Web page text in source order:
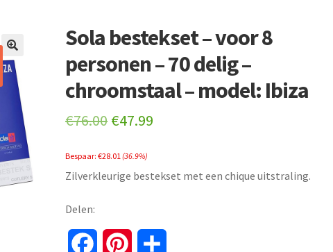
🔍
Sola bestekset – voor 8
personen – 70 delig –
chroomstaal – model: Ibiza
€76.00 Original
was:
€47.99
is:
Bespaar:€28.01(36.9%)
Zilverkleurige bestekset met een chique uitstraling.
Delen: